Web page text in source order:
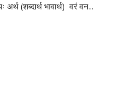
अर्थ (शब्दार्थ भावार्थ) वरं वन...